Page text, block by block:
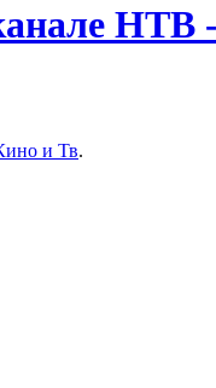
и Тв.